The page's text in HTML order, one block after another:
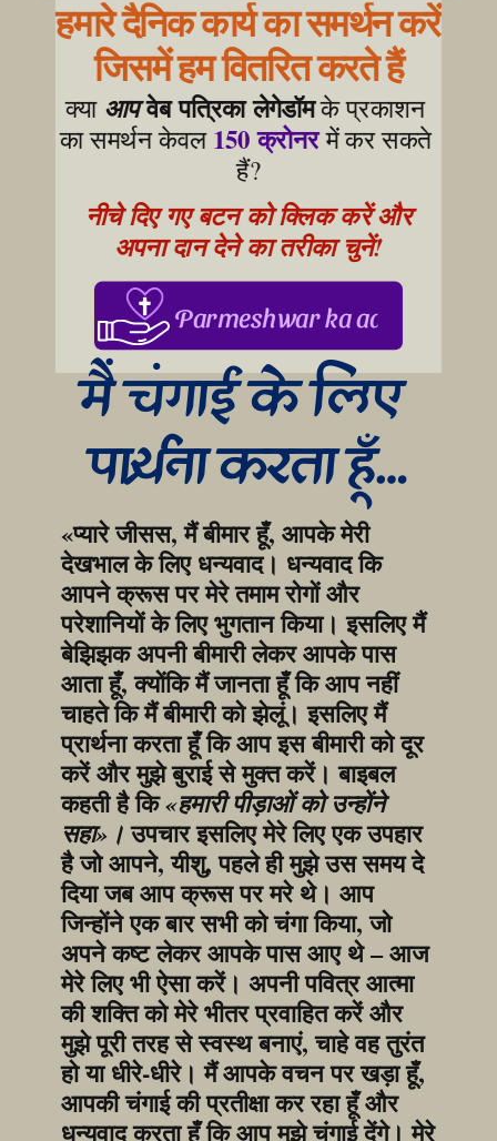
हमारे दैनिक कार्य का समर्थन करें
जिसमें हम वितरित करते हैं
क्या आपवेब पत्रिका लेगेडॉम के प्रकाशन
का समर्थन केवल 150 क्रोनर में कर सकते
हैं?
नीचे दिए गए बटन को क्लिक करें और
अपना दान देने का तरीका चुनें!
Parmeshwar ka aabhar,
मैं चंगाई के लिए
प्रार्थना करता हूँ…
«प्यारे जीसस, मैं बीमार हूँ, आपके मेरी
देखभाल के लिए धन्यवाद। धन्यवाद कि
आपने क्रूस पर मेरे तमाम रोगों और
परेशानियों के लिए भुगतान किया। इसलिए मैं
बेझिझक अपनी बीमारी लेकर आपके पास
आता हूँ, क्योंकि मैं जानता हूँ कि आप नहीं
चाहते कि मैं बीमारी को झेलूं। इसलिए मैं
प्रार्थना करता हूँ कि आप इस बीमारी को दूर
करें और मुझे बुराई से मुक्त करें। बाइबल
कहती है कि «हमारी पीड़ाओं को उन्होंने
सहा»। उपचार इसलिए मेरे लिए एक उपहार
है जो आपने, यीशु, पहले ही मुझे उस समय दे
दिया जब आप क्रूस पर मरे थे। आप
जिन्होंने एक बार सभी को चंगा किया, जो
अपने कष्ट लेकर आपके पास आए थे – आज
मेरे लिए भी ऐसा करें। अपनी पवित्र आत्मा
की शक्ति को मेरे भीतर प्रवाहित करें और
मुझे पूरी तरह से स्वस्थ बनाएं, चाहे वह तुरंत
हो या धीरे-धीरे। मैं आपके वचन पर खड़ा हूँ,
आपकी चंगाई की प्रतीक्षा कर रहा हूँ और
धन्यवाद करता हूँ कि आप मुझे चंगाई देंगे। मेरे